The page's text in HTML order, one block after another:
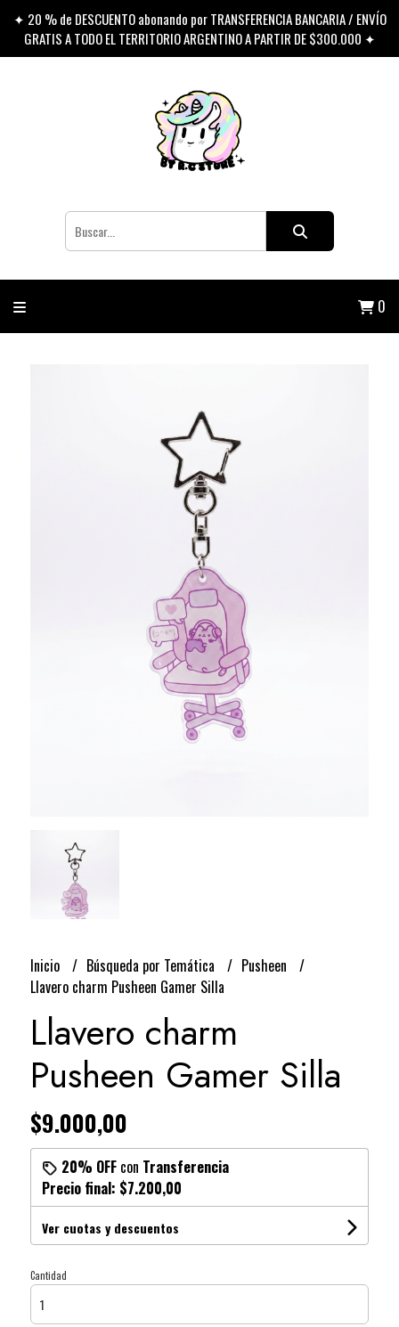
✦ 20 % de DESCUENTO abonando por TRANSFERENCIA BANCARIA / ENVÍO
GRATIS A TODO EL TERRITORIO ARGENTINO A PARTIR DE $300.000 ✦
0
Inicio Búsqueda por Temática
Pusheen
Llavero charm Pusheen Gamer Silla
Llavero charm
Pusheen Gamer Silla
$9.000,00
20% OFFcon Transferencia
Precio final: $7.200,00
Ver cuotas y descuentos
Cantidad